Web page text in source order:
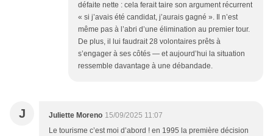
défaite nette : cela ferait taire son argument récurrent
« si j’avais été candidat, j’aurais gagné ». Il n’est
même pas à l’abri d’une élimination au premier tour.
De plus, il lui faudrait 28 volontaires prêts à
s’engager à ses côtés — et aujourd’hui la situation
ressemble davantage à une débandade.
J Juliette Moreno 15/09/2025 11:07
Le tourisme c’est moi d’abord ! en 1995 la première décision